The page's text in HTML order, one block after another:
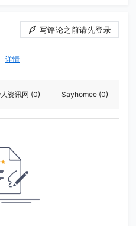
写评论之前请先登录
详情
资讯网 (0) Sayhomee (0)